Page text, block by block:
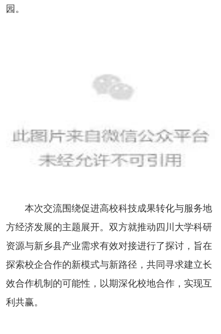
园。
本次交流围绕促进高校科技成果转化与服务地
方经济发展的主题展开。双方就推动四川大学科研
资源与新乡县产业需求有效对接进行了探讨，旨在
探索校企合作的新模式与新路径，共同寻求建立长
效合作机制的可能性，以期深化校地合作，实现互
利共赢。